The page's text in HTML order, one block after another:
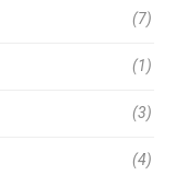
(7)
(1)
(3)
(4)